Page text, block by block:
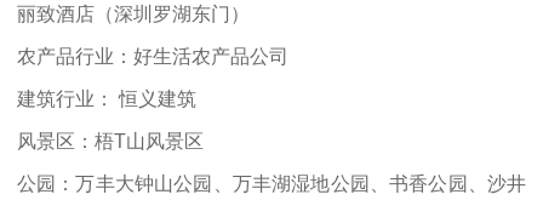
丽致酒店（深圳罗湖东门）
农产品行业：好生活农产品公司
建筑行业： 恒义建筑
风景区：梧T山风景区
公园：万丰大钟山公园、万丰湖湿地公园、书香公园、沙井